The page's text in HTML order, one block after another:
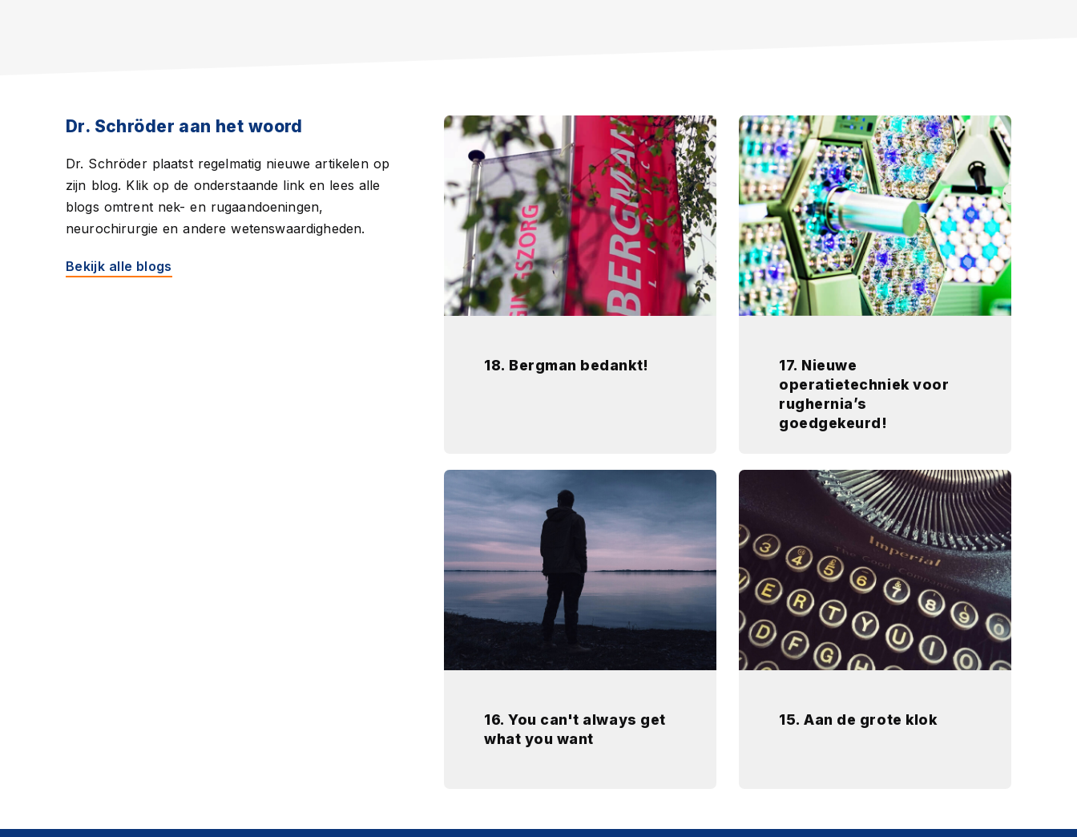
Dr. Schröder aan het woord
Dr. Schröder plaatst regelmatig nieuwe artikelen op
zijn blog. Klik op de onderstaande link en lees alle
blogs omtrent nek- en rugaandoeningen,
neurochirurgie en andere wetenswaardigheden.
Bekijk alle blogs
18. Bergman bedankt!
17. Nieuwe
operatietechniek voor
rughernia’s
goedgekeurd!
16. You can't always get
what you want
15. Aan de grote klok